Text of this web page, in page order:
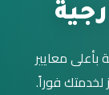
معايير
فوراً.